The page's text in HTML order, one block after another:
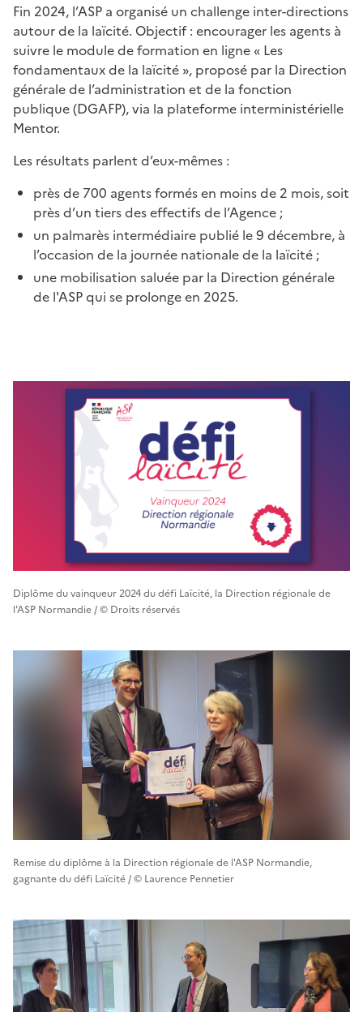
Fin 2024, l’ASP a organisé un challenge inter-directions
autour de la laïcité. Objectif : encourager les agents à
suivre le module de formation en ligne « Les
fondamentaux de la laïcité », proposé par la Direction
générale de l’administration et de la fonction
publique (DGAFP), via la plateforme interministérielle
Mentor.
Les résultats parlent d’eux-mêmes :
près de 700 agents formés en moins de 2 mois, soit
près d’un tiers des effectifs de l’Agence ;
un palmarès intermédiaire publié le 9 décembre, à
l’occasion de la journée nationale de la laïcité ;
une mobilisation saluée par la Direction générale
de l'ASP qui se prolonge en 2025.
Diplôme du vainqueur 2024 du défi Laïcité, la Direction régionale de
l'ASP Normandie / © Droits réservés
Remise du diplôme à la Direction régionale de l'ASP Normandie,
gagnante du défi Laïcité / © Laurence Pennetier